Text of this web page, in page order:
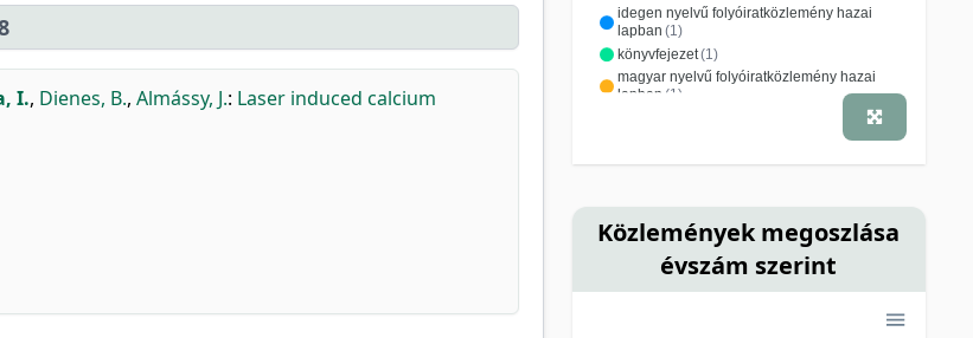
I., Dienes, B., Almássy, J.: Laser induced calcium
idegen nyelvű folyóiratközlemény hazai
lapban (1)
könyvfejezet(1)
magyar nyelvű folyóiratközlemény hazai
lapban (1)
Közlemények megoszlása
évszám szerint